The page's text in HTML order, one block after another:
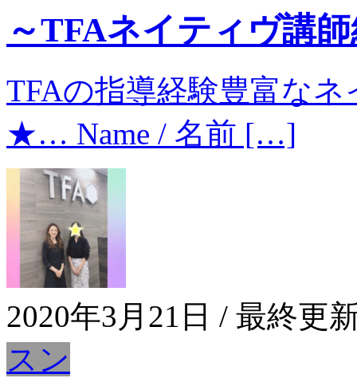
～TFAネイティヴ講
TFAの指導経験豊富な
★… Name / 名前 […]
2020年3月21日 / 最終更
スン